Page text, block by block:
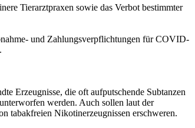
Tierarztpraxen sowie das Verbot bestimmter
und Zahlungsverpflichtungen für COVID-
Erzeugnisse, die oft aufputschende Subtanzen
werden. Auch sollen laut der
tabakfreien Nikotinerzeugnissen erschweren.